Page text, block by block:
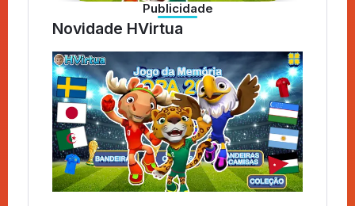
Publicidade
Novidade HVirtua